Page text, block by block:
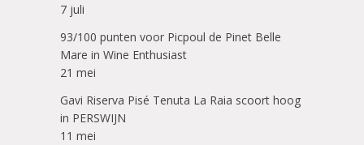
7 juli
93/100 punten voor Picpoul de Pinet Belle
Mare in Wine Enthusiast
21 mei
Gavi Riserva Pisé Tenuta La Raia scoort hoog
in PERSWIJN
11 mei